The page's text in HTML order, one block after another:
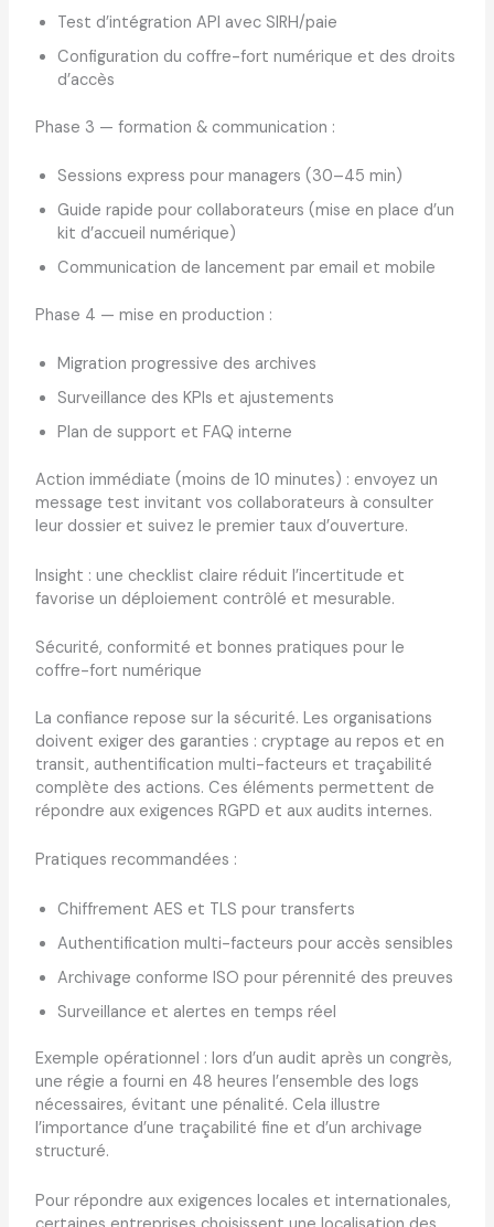
Test d’intégration API avec SIRH/paie
Configuration du coffre-fort numérique et des droits
d’accès
Phase 3 — formation & communication :
Sessions express pour managers (30–45 min)
Guide rapide pour collaborateurs (mise en place d’un
kit d’accueil numérique)
Communication de lancement par email et mobile
Phase 4 — mise en production :
Migration progressive des archives
Surveillance des KPIs et ajustements
Plan de support et FAQ interne
Action immédiate (moins de 10 minutes) : envoyez un
message test invitant vos collaborateurs à consulter
leur dossier et suivez le premier taux d’ouverture.
Insight : une checklist claire réduit l’incertitude et
favorise un déploiement contrôlé et mesurable.
Sécurité, conformité et bonnes pratiques pour le
coffre-fort numérique
La confiance repose sur la sécurité. Les organisations
doivent exiger des garanties : cryptage au repos et en
transit, authentification multi-facteurs et traçabilité
complète des actions. Ces éléments permettent de
répondre aux exigences RGPD et aux audits internes.
Pratiques recommandées :
Chiffrement AES et TLS pour transferts
Authentification multi-facteurs pour accès sensibles
Archivage conforme ISO pour pérennité des preuves
Surveillance et alertes en temps réel
Exemple opérationnel : lors d’un audit après un congrès,
une régie a fourni en 48 heures l’ensemble des logs
nécessaires, évitant une pénalité. Cela illustre
l’importance d’une traçabilité fine et d’un archivage
structuré.
Pour répondre aux exigences locales et internationales,